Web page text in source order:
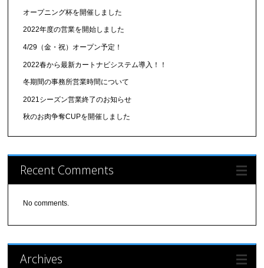
オープニング杯を開催しました
2022年度の営業を開始しました
4/29（金・祝）オープン予定！
2022春から最新カートナビシステム導入！！
冬期間の事務所営業時間について
2021シーズン営業終了のお知らせ
秋のお肉争奪CUPを開催しました
Recent Comments
No comments.
Archives